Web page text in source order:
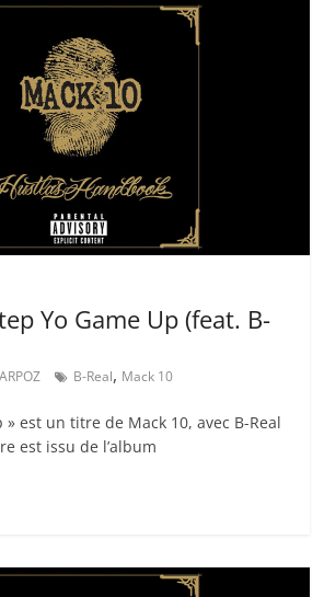
Yo Game Up (feat. B-
ARPOZ B-Real, Mack 10
» est un titre de Mack 10, avec B-Real
est issu de l’album